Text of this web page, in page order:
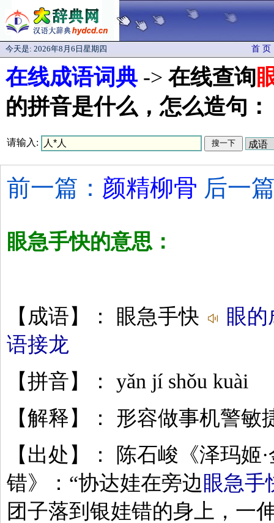
今天是: 2026年8月6日星期四 首 页
在线成语词典 -> 在线查询
的拼音是什么，怎么造句：
请输入:
前一篇： 颜精柳骨 后一
眼急手快的意思：
【成语】： 眼急手快
眼
语接龙
【拼音】： yǎn jí shǒu kuài
【解释】： 形容做事机警敏
【出处】： 陈石峻《泽玛姬
错》：“协达娃在旁边 眼急手
团子落到银娃错的身上，一